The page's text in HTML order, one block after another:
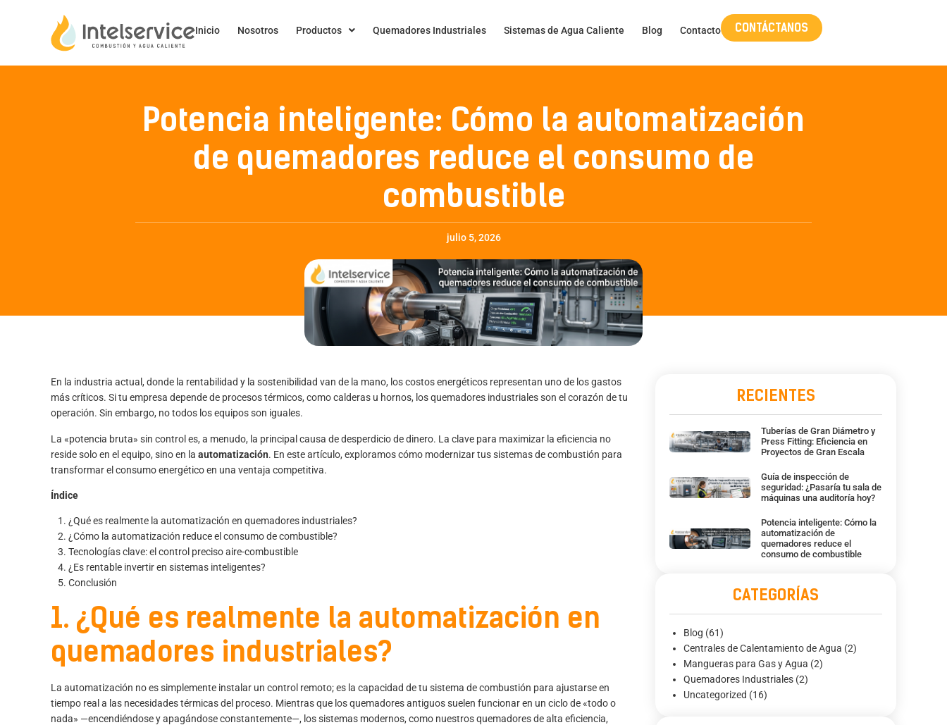
Inicio Nosotros Productos Quemadores Industriales Sistemas de Agua Caliente Blog Contacto CONTÁCTANOS
Potencia inteligente: Cómo la automatización
de quemadores reduce el consumo de
combustible
julio 5, 2026
En la industria actual, donde la rentabilidad y la sostenibilidad van de la mano, los costos energéticos representan uno de los gastos
más críticos. Si tu empresa depende de procesos térmicos, como calderas u hornos, los quemadores industriales son el corazón de tu
operación. Sin embargo, no todos los equipos son iguales.
La «potencia bruta» sin control es, a menudo, la principal causa de desperdicio de dinero. La clave para maximizar la eficiencia no
reside solo en el equipo, sino en la automatización. En este artículo, exploramos cómo modernizar tus sistemas de combustión para
transformar el consumo energético en una ventaja competitiva.
Índice
¿Qué es realmente la automatización en quemadores industriales?
¿Cómo la automatización reduce el consumo de combustible?
Tecnologías clave: el control preciso aire-combustible
¿Es rentable invertir en sistemas inteligentes?
Conclusión
1. ¿Qué es realmente la automatización en
quemadores industriales?
La automatización no es simplemente instalar un control remoto; es la capacidad de tu sistema de combustión para ajustarse en
tiempo real a las necesidades térmicas del proceso. Mientras que los quemadores antiguos suelen funcionar en un ciclo de «todo o
nada» —encendiéndose y apagándose constantemente—, los sistemas modernos, como nuestrosquemadores de alta eficiencia,
RECIENTES
Tuberías de Gran Diámetro y
Press Fitting: Eficiencia en
Proyectos de Gran Escala
Guía de inspección de
seguridad: ¿Pasaría tu sala de
máquinas una auditoría hoy?
Potencia inteligente: Cómo la
automatización de
quemadores reduce el
consumo de combustible
CATEGORÍAS
Blog (61)
Centrales de Calentamiento de Agua (2)
Mangueras para Gas y Agua (2)
Quemadores Industriales (2)
Uncategorized (16)